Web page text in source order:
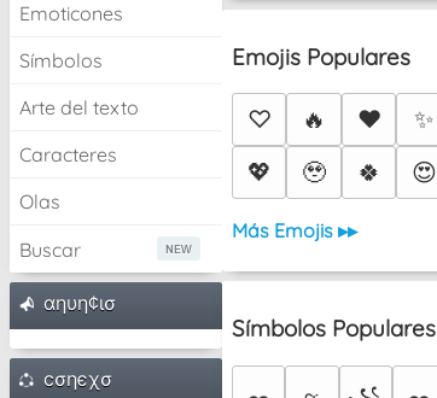
Emoticones
Símbolos
Arte del texto
Caracteres
Olas
Buscar
αηυη¢ισ
cσηєχσ
Emojis Populares
♡ 🔥 ❤️ ✨
💖
🥹 🍀 😍
Más Emojis ▸▸
Símbolos Populares